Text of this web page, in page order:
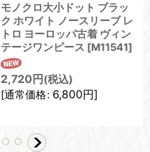
モノクロ大小ドット ブラッ
ク ホワイト ノースリーブ レ
トロ ヨーロッパ古着 ヴィン
テージワンピース [M11541]
2,720 円 (税込)
[通常価格: 6,800円]